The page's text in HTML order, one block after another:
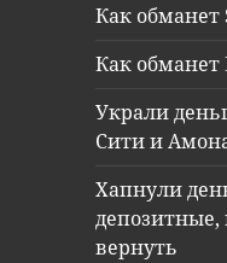
Как обманет
Как
Украли
Сити и
Хапнули
депозитные,
вернуть